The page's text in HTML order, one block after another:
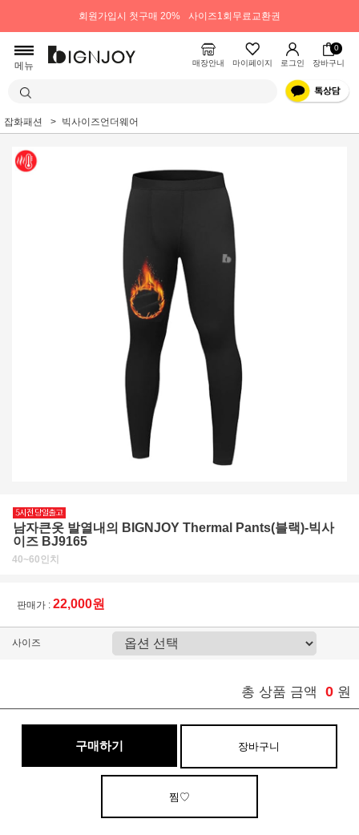
회원가입시 첫구매 20% 사이즈1회무료교환권
메뉴 매장안내 마이페이지 로그인
0
장바구니
잡화패션 빅사이즈언더웨어
남자큰옷 발열내의 BIGNJOY Thermal Pants(블랙)-빅사
이즈 BJ9165
40~60인치
판매가 : 22,000원
사이즈
총 상품 금액 0 원
구매하기 장바구니
찜♡